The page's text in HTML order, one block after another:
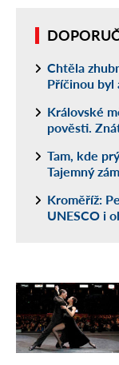
Chtěla
Příčinou byl
Královské
pověsti.
Tam, kde
Tajemný
Kroměříž:
UNESCO i